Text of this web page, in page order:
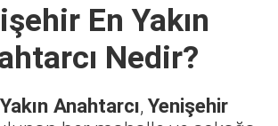
En Yakın
Nedir?
Anahtarcı, Yenişehir